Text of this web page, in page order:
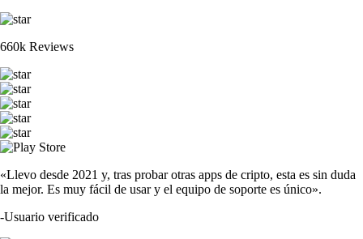
660k Reviews
«Llevo desde 2021 y, tras probar otras apps de cripto, esta es sin duda
la mejor. Es muy fácil de usar y el equipo de soporte es único».
-Usuario verificado